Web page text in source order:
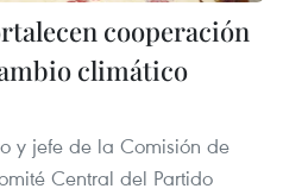
cooperación
climático
y jefe de la Comisión de
Central del Partido